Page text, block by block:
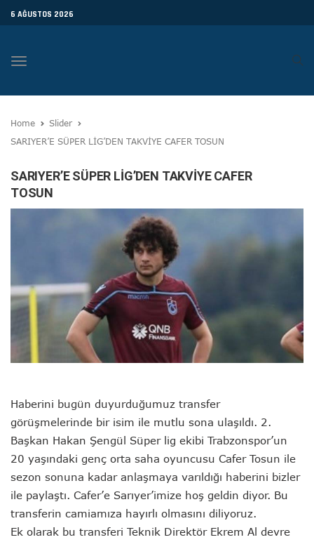
6 AĞUSTOS 2026
Toggle
Home
Slider
SARIYER’E SÜPER LİG’DEN TAKVİYE CAFER TOSUN
SARIYER’E SÜPER LİG’DEN TAKVİYE CAFER
TOSUN
Haberini bugün duyurduğumuz transfer
görüşmelerinde bir isim ile mutlu sona ulaşıldı. 2.
Başkan Hakan Şengül Süper lig ekibi Trabzonspor’un
20 yaşındaki genç orta saha oyuncusu Cafer Tosun ile
sezon sonuna kadar anlaşmaya varıldığı haberini bizler
ile paylaştı. Cafer’e Sarıyer’imize hoş geldin diyor. Bu
transferin camiamıza hayırlı olmasını diliyoruz.
Ek olarak bu transferi Teknik Direktör Ekrem Al devre